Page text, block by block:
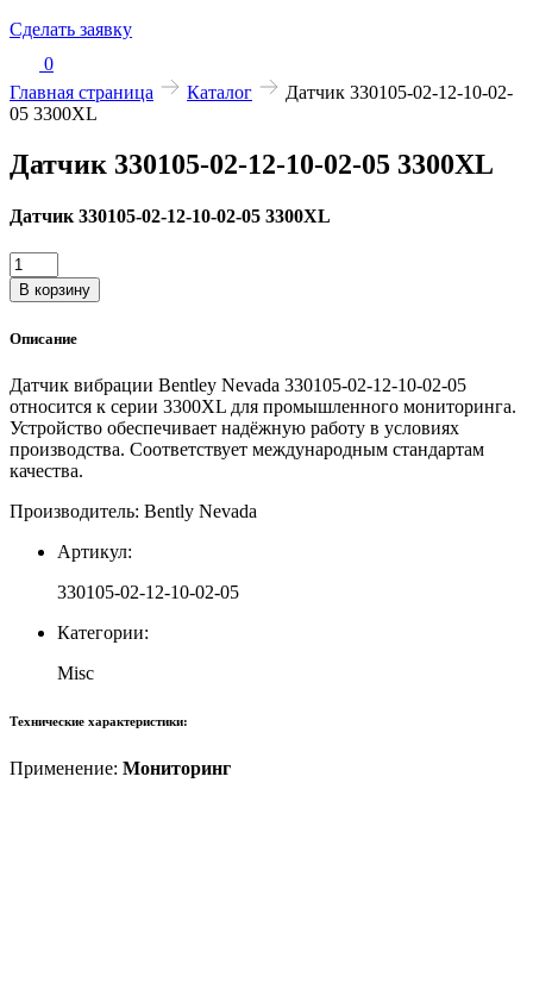
Сделать заявку
0
Главная страница
Каталог
Датчик 330105-02-12-10-02-
05 3300XL
Датчик 330105-02-12-10-02-05 3300XL
Датчик 330105-02-12-10-02-05 3300XL
Количество
товара
Датчик
02-
10-
02-
05
3300XL
В корзину
Описание
Датчик вибрации Bentley Nevada 330105-02-12-10-02-05
относится к серии 3300XL для промышленного мониторинга.
Устройство обеспечивает надёжную работу в условиях
производства. Соответствует международным стандартам
качества.
Производитель: Bently Nevada
Артикул:
330105-02-12-10-02-05
Категории:
Misc
Технические характеристики:
Применение: Мониторинг